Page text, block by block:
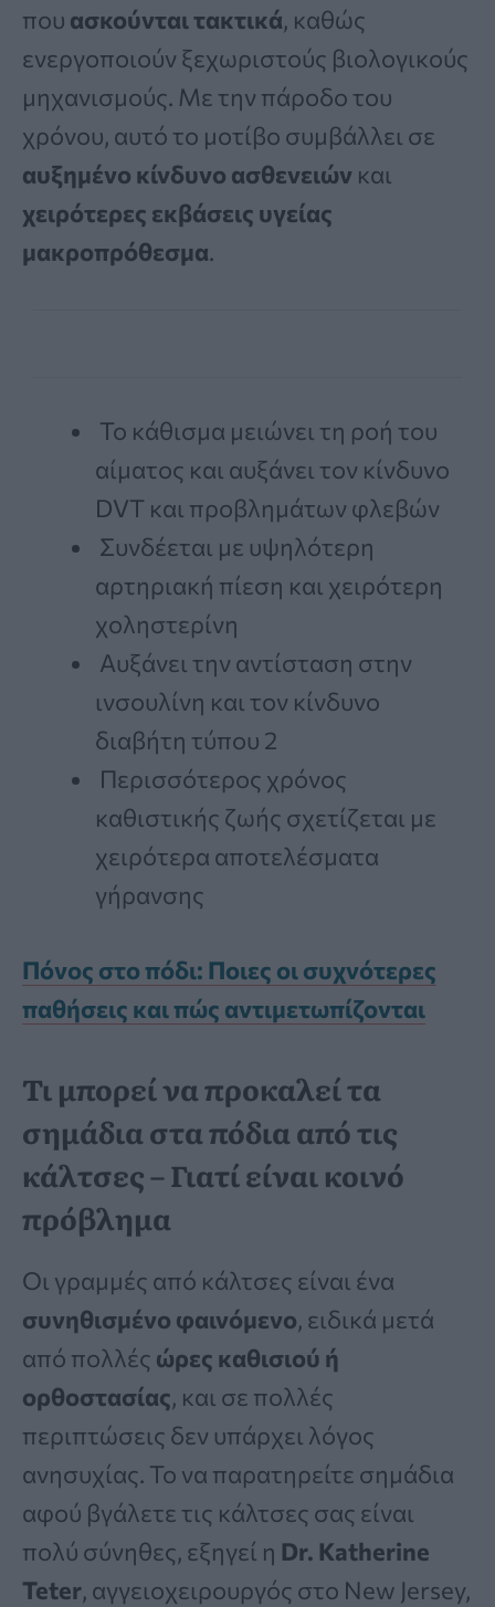
που ασκούνται τακτικά, καθώς
ενεργοποιούν ξεχωριστούς βιολογικούς
μηχανισμούς. Με την πάροδο του
χρόνου, αυτό το μοτίβο συμβάλλει σε
αυξημένο κίνδυνο ασθενειών και
χειρότερες εκβάσεις υγείας
μακροπρόθεσμα.
Το κάθισμα μειώνει τη ροή του
αίματος και αυξάνει τον κίνδυνο
DVT και προβλημάτων φλεβών
Συνδέεται με υψηλότερη
αρτηριακή πίεση και χειρότερη
χοληστερίνη
Αυξάνει την αντίσταση στην
ινσουλίνη και τον κίνδυνο
διαβήτη τύπου 2
Περισσότερος χρόνος
καθιστικής ζωής σχετίζεται με
χειρότερα αποτελέσματα
γήρανσης
Πόνος στο πόδι: Ποιες οι συχνότερες
παθήσεις και πώς αντιμετωπίζονται
Τι μπορεί να προκαλεί τα
σημάδια στα πόδια από τις
κάλτσες – Γιατί είναι κοινό
πρόβλημα
Οι γραμμές από κάλτσες είναι ένα
συνηθισμένο φαινόμενο, ειδικά μετά
από πολλές ώρες καθισιού ή
ορθοστασίας, και σε πολλές
περιπτώσεις δεν υπάρχει λόγος
ανησυχίας. Το να παρατηρείτε σημάδια
αφού βγάλετε τις κάλτσες σας είναι
πολύ σύνηθες, εξηγεί η Dr. Katherine
Teter, αγγειοχειρουργός στο New Jersey,